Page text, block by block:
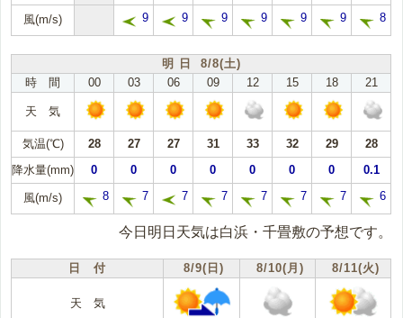
風(m/s) 9 9 9 9 9 9 8
明 日 8/8(土)
時 間
00 03 06 09 12 15 18 21
天 気
気温(℃) 28 27 27 31 33 32 29
28
降水量(mm)
0 0 0 0 0 0 0 0.1
風(m/s) 8 7 7 7 7 7 7 6
今日明日天気は白浜・千畳敷の予想です。
日 付 8/9(日) 8/10(月) 8/11(火)
天 気